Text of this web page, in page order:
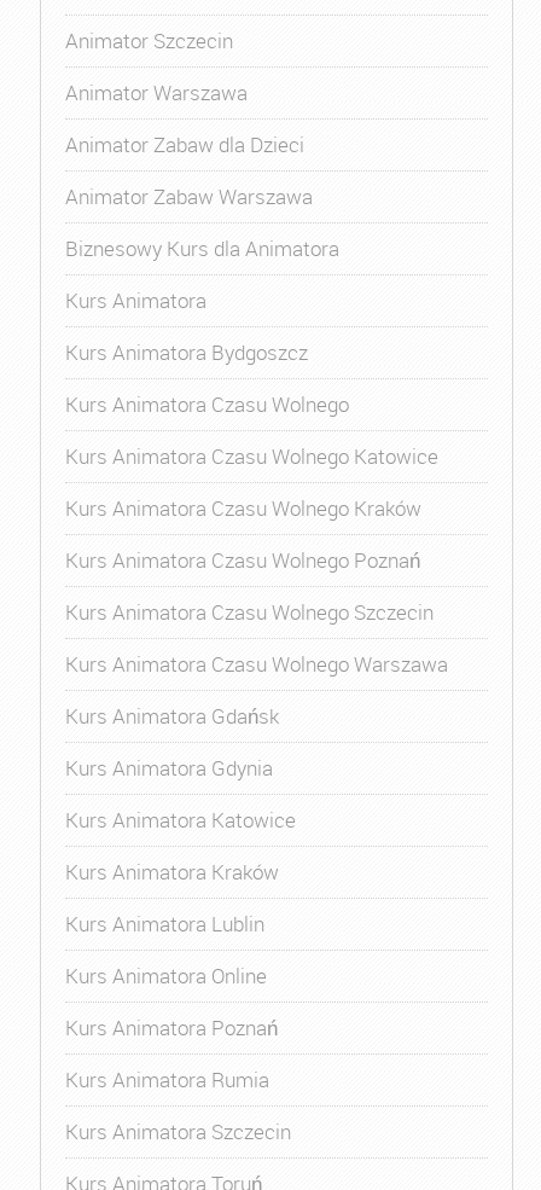
Animator Szczecin
Animator Warszawa
Animator Zabaw dla Dzieci
Animator Zabaw Warszawa
Biznesowy Kurs dla Animatora
Kurs Animatora
Kurs Animatora Bydgoszcz
Kurs Animatora Czasu Wolnego
Kurs Animatora Czasu Wolnego Katowice
Kurs Animatora Czasu Wolnego Kraków
Kurs Animatora Czasu Wolnego Poznań
Kurs Animatora Czasu Wolnego Szczecin
Kurs Animatora Czasu Wolnego Warszawa
Kurs Animatora Gdańsk
Kurs Animatora Gdynia
Kurs Animatora Katowice
Kurs Animatora Kraków
Kurs Animatora Lublin
Kurs Animatora Online
Kurs Animatora Poznań
Kurs Animatora Rumia
Kurs Animatora Szczecin
Kurs Animatora Toruń